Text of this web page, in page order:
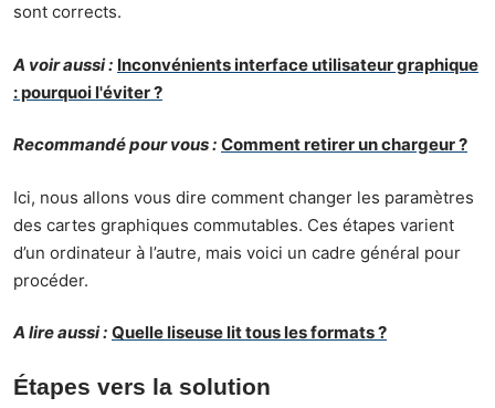
sont corrects.
A voir aussi : Inconvénients interface utilisateur graphique
: pourquoi l'éviter ?
Recommandé pour vous : Comment retirer un chargeur ?
Ici, nous allons vous dire comment changer les paramètres
des cartes graphiques commutables. Ces étapes varient
d’un ordinateur à l’autre, mais voici un cadre général pour
procéder.
A lire aussi : Quelle liseuse lit tous les formats ?
Étapes vers la solution